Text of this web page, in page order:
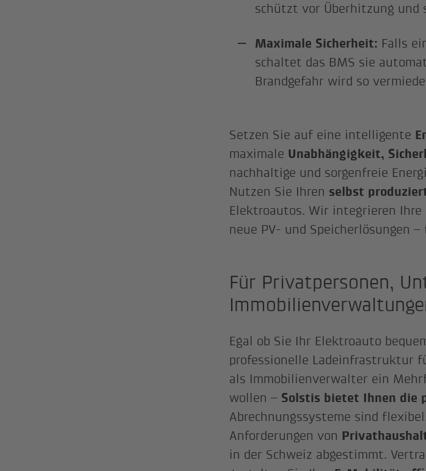
schützt vor Überhitzung und
Maximale Sicherheit: Falls
schaltet das BMS sie
Brandgefahr wird so
Setzen Sie auf eine intelligente
maximale Unabhängigkeit,
nachhaltige und sorgenfreie
Nutzen Sie Ihren selbst
Elektroautos. Wir integrieren
neue PV- und Speicherlösungen
Für Privatpersonen,
Egal ob Sie Ihr Elektroauto
professionelle Ladeinfrastruktur
als Immobilienverwalter ein
wollen – Solstis bietet Ihnen die
Abrechnungssysteme sind
Anforderungen von
in der Schweiz abgestimmt.